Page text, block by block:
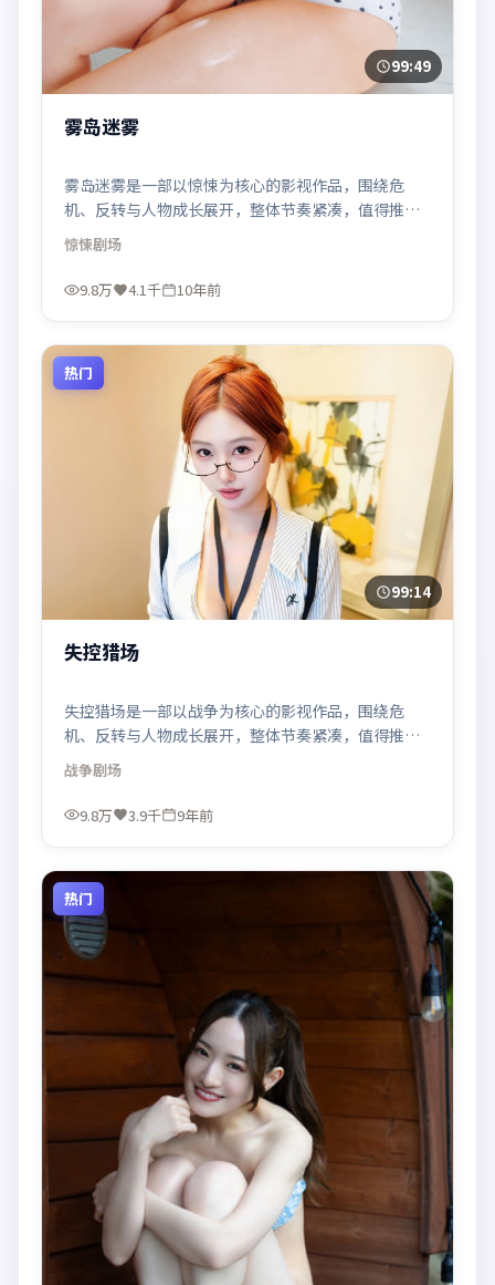
99:49
雾岛迷雾
雾岛迷雾是一部以惊悚为核心的影视作品，围绕危
机、反转与人物成长展开，整体节奏紧凑，值得推荐
观看。
惊悚剧场
9.8万 4.1千 10年前
热门
99:14
失控猎场
失控猎场是一部以战争为核心的影视作品，围绕危
机、反转与人物成长展开，整体节奏紧凑，值得推荐
观看。
战争剧场
9.8万 3.9千 9年前
热门